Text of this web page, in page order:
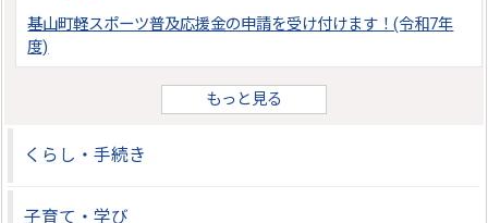
基山町軽スポーツ普及応援金の申請を受け付けます！(令和7年
度)
もっと見る
くらし・手続き
子育て・学び